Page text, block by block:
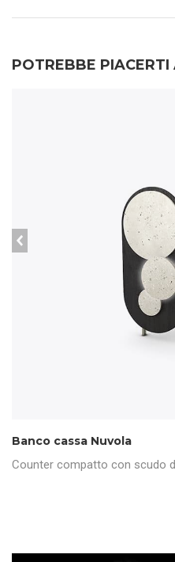
POTREBBE PIACERTI
Banco cassa Nuvola
Counter compatto con scudo